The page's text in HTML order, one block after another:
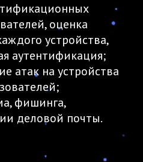
оценка
устройства,
аутентификация;
атак на устройства
фишинга,
деловой почты.